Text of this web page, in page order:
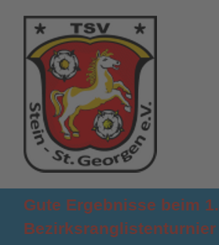
Gute Ergebnisse beim 1.
Bezirksranglistenturnier